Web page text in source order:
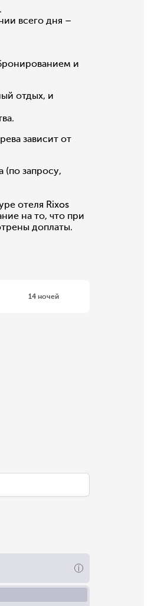
всего дня –
и
отдых, и
зависит от
запросу,
отеля Rixos
на то, что при
доплаты.
14 ночей